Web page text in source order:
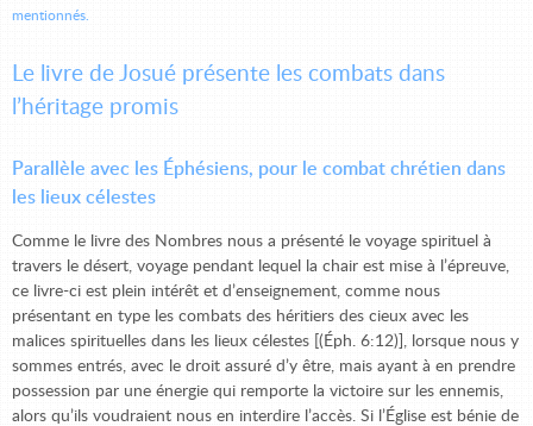
mentionnés.
Le livre de Josué présente les combats dans
l’héritage promis
Parallèle avec les Éphésiens, pour le combat chrétien dans
les lieux célestes
Comme le livre des Nombres nous a présenté le voyage spirituel à
travers le désert, voyage pendant lequel la chair est mise à l’épreuve,
ce livre-ci est plein intérêt et d’enseignement, comme nous
présentant en type les combats des héritiers des cieux avec les
malices spirituelles dans les lieux célestes [(Éph. 6:12)], lorsque nous y
sommes entrés, avec le droit assuré d’y être, mais ayant à en prendre
possession par une énergie qui remporte la victoire sur les ennemis,
alors qu’ils voudraient nous en interdire l’accès. Si l’Église est bénie de